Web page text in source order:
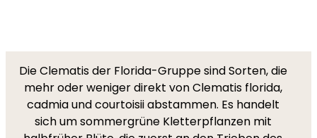
Die Clematis der Florida-Gruppe sind Sorten, die
mehr oder weniger direkt von Clematis florida,
cadmia und courtoisii abstammen. Es handelt
sich um sommergrüne Kletterpflanzen mit